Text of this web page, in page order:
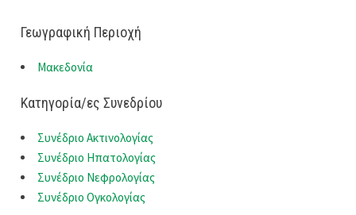
Γεωγραφική Περιοχή
Μακεδονία
Κατηγορία/ες Συνεδρίου
Συνέδριο Ακτινολογίας
Συνέδριο Ηπατολογίας
Συνέδριο Νεφρολογίας
Συνέδριο Ογκολογίας